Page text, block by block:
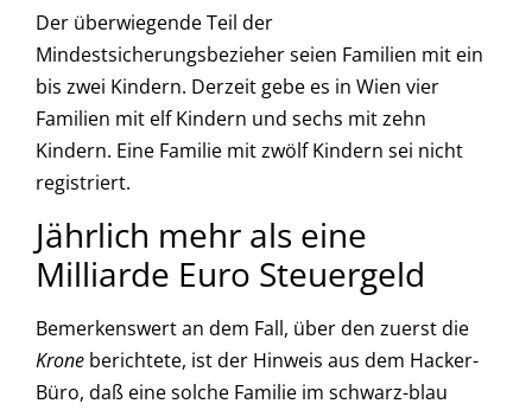
Der überwiegende Teil der
Mindestsicherungsbezieher seien Familien mit ein
bis zwei Kindern. Derzeit gebe es in Wien vier
Familien mit elf Kindern und sechs mit zehn
Kindern. Eine Familie mit zwölf Kindern sei nicht
registriert.
Jährlich mehr als eine
Milliarde Euro Steuergeld
Bemerkenswert an dem Fall, über den zuerst die
Krone berichtete, ist der Hinweis aus dem Hacker-
Büro, daß eine solche Familie im schwarz-blau